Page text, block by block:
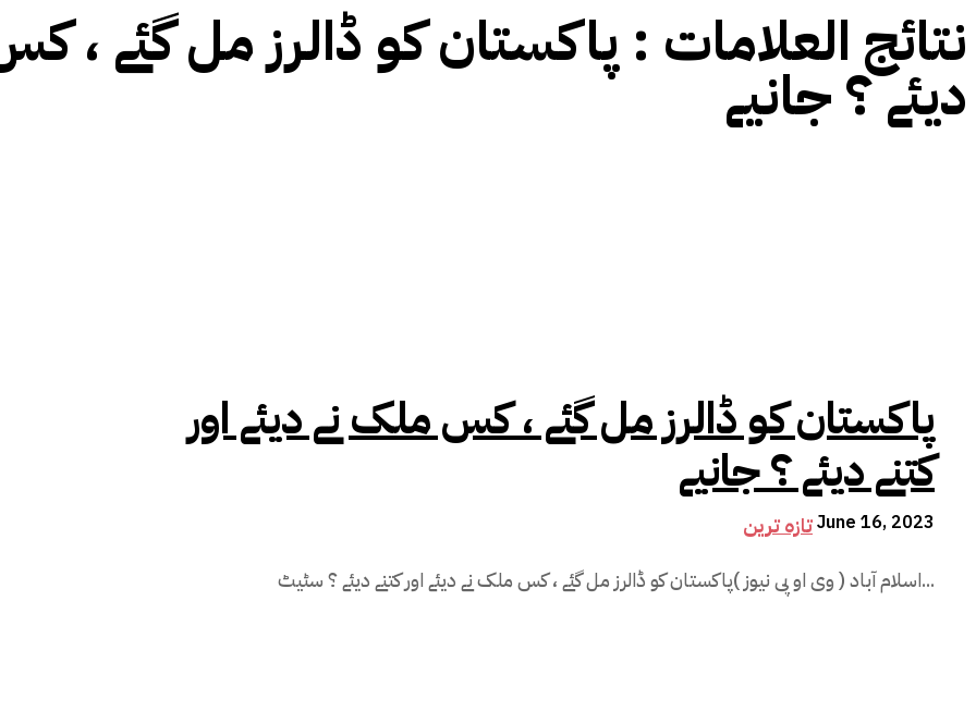
نتائج العلامات :پاکستان کو ڈالرز مل گئے ،
دیئے ؟ جانیے
پاکستان کو ڈالرز مل گئے ، کس ملک نے دیئے اور
کتنے دیئے ؟ جانیے
تازہ ترینJune 16, 2023
اسلام آباد ( وی او پی نیوز )پاکستان کو ڈالرز مل گئے ، کس ملک نے دیئے اور کتنے دیئے ؟ سٹیٹ...